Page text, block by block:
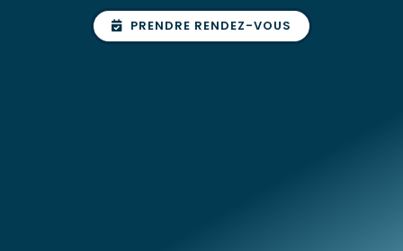
PRENDRE RENDEZ-VOUS